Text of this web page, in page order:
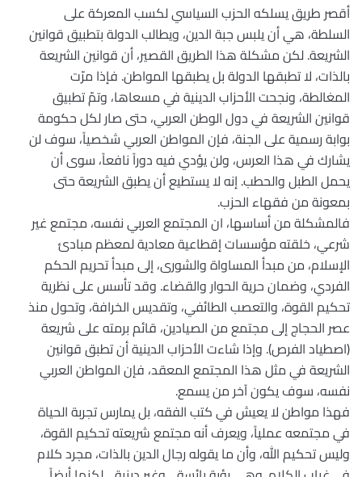
أقصر طريق يسلكه الحزب السياسي لكسب المعركة على
السلطة، هي أن يلبس جبة الدين، ويطالب الدولة بتطبيق قوانين
الشريعة. لكن مشكلة هذا الطريق القصير، أن قوانين الشريعة
بالذات، لا تطبقها الدولة بل يطبقها المواطن. فإذا مرّت
المغالطة، ونجحت الأحزاب الدينية في مسعاها، وتمّ تطبيق
قوانين الشريعة في دول الوطن العربي، حتى صار لكل حكومة
بوابة رسمية على الجنة، فإن المواطن العربي شخصياً، سوف لن
يشارك في هذا العرس، ولن يؤدي فيه دوراً نافعاً، سوى أن
يحمل الطبل والحطب. إنه لا يستطيع أن يطبق الشريعة حتى
بمعونة من فقهاء الحزب.
فالمشكلة من أساسها، ان المجتمع العربي نفسه، مجتمع غير
شرعي، خلقته مؤسسات إقطاعية معادية لمعظم مبادئ
الإسلام، من مبدأ المساواة والشورى، إلى مبدأ تحريم الحكم
الفردي، وضمان حرية الحوار والقضاء. وقد تأسس على نظرية
تحكيم القوة، والتعصب الطائفي، وتقديس الخرافة، وتحول منذ
عصر الحجاج إلى مجتمع من الصيادين، قائم برمته على شريعة
(اصطياد الفرص). وإذا شاءت الأحزاب الدينية أن تطبق قوانين
الشريعة في مثل هذا المجتمع المعقد، فإن المواطن العربي
نفسه، سوف يكون آخر من يسمع.
فهذا مواطن لا يعيش في كتب الفقه، بل يمارس تجربة الحياة
في مجتمعه عملياً، ويعرف أنه مجتمع شريعته تحكيم القوة،
وليس تحكيم الله، وأن ما يقوله رجال الدين بالذات، مجرد كلام